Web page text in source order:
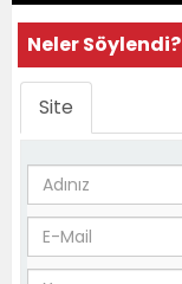
Neler Söylendi?
Site